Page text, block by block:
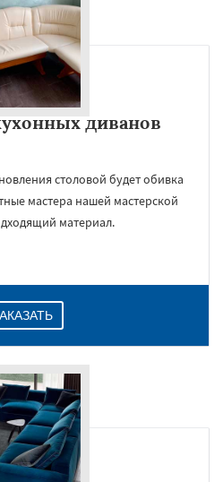
диванов
столовой будет обивка
мастера нашей мастерской
материал.